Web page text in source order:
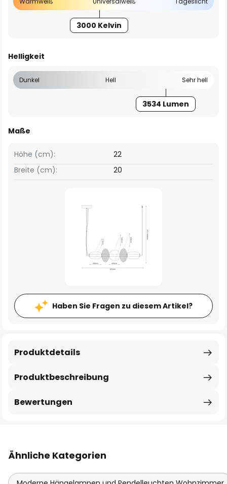
3000 Kelvin
Helligkeit
Dunkel Hell Sehr hell
3534 Lumen
Maße
Breite (cm): 20
Höhe (cm): 22
Haben Sie Fragen zu diesem Artikel?
Produktbeschreibung
Produktdetails
Bewertungen
Ähnliche Kategorien